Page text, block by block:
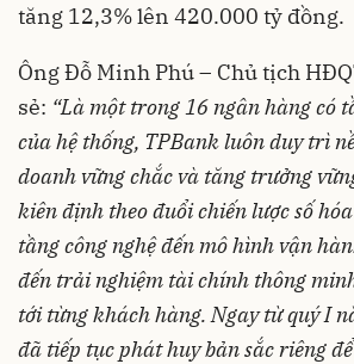
tăng 12,3% lên 420.000 tỷ đồng.
Ông Đỗ Minh Phú – Chủ tịch
sẻ: “Là một trong 16 ngân hàng có
của hệ thống, TPBank luôn duy trì
doanh vững chắc và tăng trưởng
kiên định theo đuổi chiến lược số
tầng công nghệ đến mô hình vận
đến trải nghiệm tài chính thông
tới từng khách hàng. Ngay từ quý I
đã tiếp tục phát huy bản sắc riêng